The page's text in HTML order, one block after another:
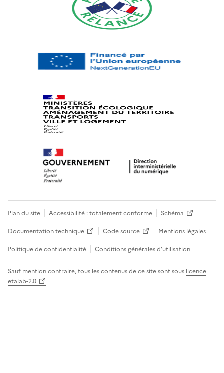
Plan du site Accessibilité : totalement conforme
Schéma
Documentation technique
Code source
Mentions légales
Politique de confidentialité
Conditions générales d’utilisation
Sauf mention contraire, tous les contenus de ce site sont sous licence
etalab-2.0